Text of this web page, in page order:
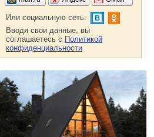
Или социальную сеть:
Вводя свои данные, вы
соглашаетесь с Политикой
конфиденциальности